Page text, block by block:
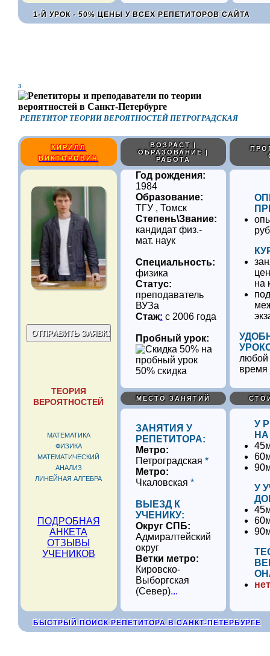
1-Й УРОК - 50% ЦЕНЫ У ВСЕХ РЕПЕТИТОРОВ САЙТА
3
РЕПЕТИТОР ТЕОРИИ ВЕРОЯТНОСТЕЙ ПЕТРОГРАДСКАЯ
КИРИЛЛ
ВИКТОРОВИЧ
ВОЗРАСТ |
ОБРАЗОВАНИЕ |
РАБОТА
ТЕОРИЯ
ВЕРОЯТНОСТЕЙ
МАТЕМАТИКА
ФИЗИКА
МАТЕМАТИЧЕСКИЙ
АНАЛИЗ
ЛИНЕЙНАЯ АЛГЕБРА
ПОДРОБНАЯ
АНКЕТА
ОТЗЫВЫ
УЧЕНИКОВ
Год рождения:
1984
Образование:
ТГУ , Томск
Степень\Звание:
кандидат физ.-
мат. наук
Специальность:
физика
Статус:
преподаватель
ВУЗа
Стаж: с 2006 года
Пробный урок:
50% скидка
на
любой
время
МЕСТО ЗАНЯТИЙ
ЗАНЯТИЯ У
РЕПЕТИТОРА:
Метро:
Петроградская *
Метро:
Чкаловская *
ВЫЕЗД К
УЧЕНИКУ:
Округ СПБ:
Адмиралтейский
округ
Ветки метро:
Кировско-
Выборгская
(Север)...
У
У
БЫСТРЫЙ ПОИСК РЕПЕТИТОРА В САНКТ-ПЕТЕРБУРГЕ